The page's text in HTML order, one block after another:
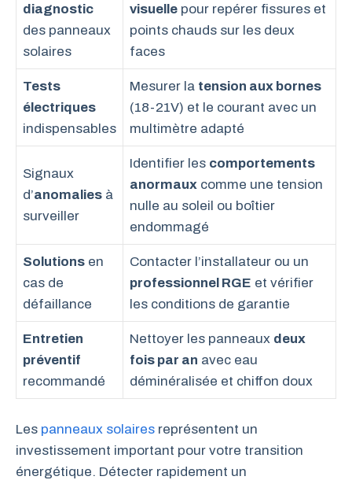
diagnostic
des panneaux
solaires
visuelle pour repérer fissures et
points chauds sur les deux
faces
Tests
électriques
indispensables
Mesurer la tension aux bornes
(18-21V) et le courant avec un
multimètre adapté
Signaux
d’anomalies à
surveiller
Identifier les comportements
anormaux comme une tension
nulle au soleil ou boîtier
endommagé
Solutions en
cas de
défaillance
Contacter l’installateur ou un
professionnel RGE et vérifier
les conditions de garantie
Entretien
préventif
recommandé
Nettoyer les panneaux deux
fois par an avec eau
déminéralisée et chiffon doux
Les panneaux solaires représentent un
investissement important pour votre transition
énergétique. Détecter rapidement un